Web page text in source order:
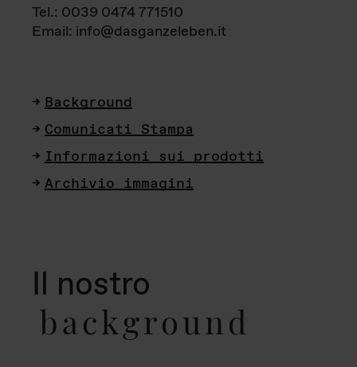
Tel.: 0039 0474 771510
Email: info@dasganzeleben.it
Background
Comunicati Stampa
Informazioni sui prodotti
Archivio immagini
Il nostro
background